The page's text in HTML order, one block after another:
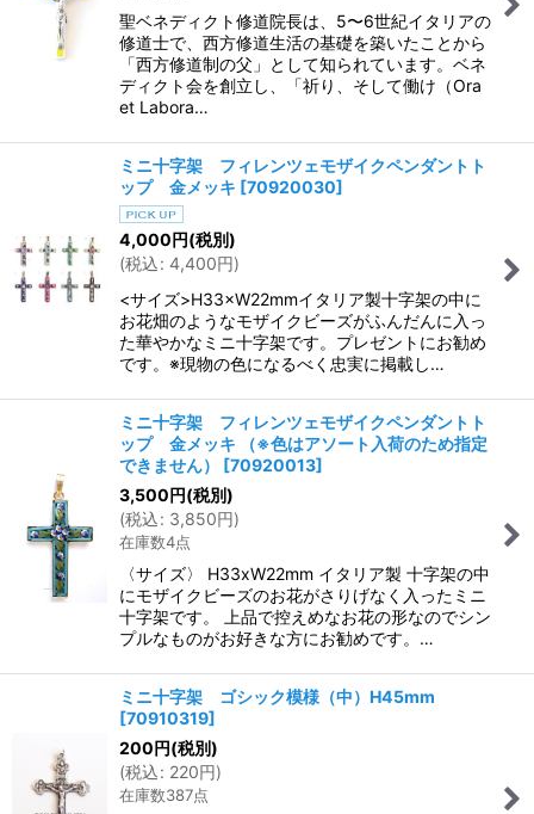
聖ベネディクト修道院長は、5〜6世紀イタリアの
修道士で、西方修道生活の基礎を築いたことから
「西方修道制の父」として知られています。ベネ
ディクト会を創立し、「祈り、そして働け（Ora
et Labora…
ミニ十字架 フィレンツェモザイクペンダントト
ップ 金メッキ [70920030]
4,000円(税別)
(税込: 4,400円)
<サイズ>H33×W22mmイタリア製十字架の中に
お花畑のようなモザイクビーズがふんだんに入っ
た華やかなミニ十字架です。プレゼントにお勧め
です。※現物の色になるべく忠実に掲載し…
ミニ十字架 フィレンツェモザイクペンダントト
ップ 金メッキ （※色はアソート入荷のため指定
できません）
[70920013]
3,500円(税別)
(税込: 3,850円)
在庫数4点
〈サイズ〉 H33xW22mm イタリア製 十字架の中
にモザイクビーズのお花がさりげなく入ったミニ
十字架です。 上品で控えめなお花の形なのでシン
プルなものがお好きな方にお勧めです。…
ミニ十字架 ゴシック模様（中）H45mm
[70910319]
200円(税別)
(税込: 220円)
在庫数387点